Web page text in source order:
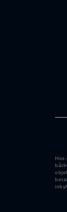
Hos